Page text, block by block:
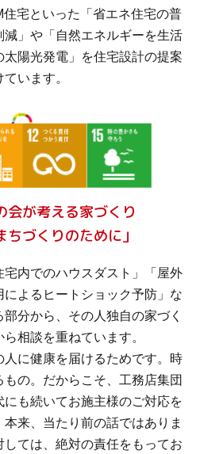
宅といった「省エネ住宅の普
」や「自然エネルギーを生活
陽光発電」を住宅設計の提案
います。
会が考える家づくり
ちづくりのために」
内でのハウスダスト」「屋外
よるヒートショック予防」な
分から、その人独自の家づく
相談を重ねています。
に健康を届けるためです。時
の。だからこそ、工務店集団
も続いてお施主様のご対応を
来、当たり前の話ではありま
ては、絶対の責任をもってお